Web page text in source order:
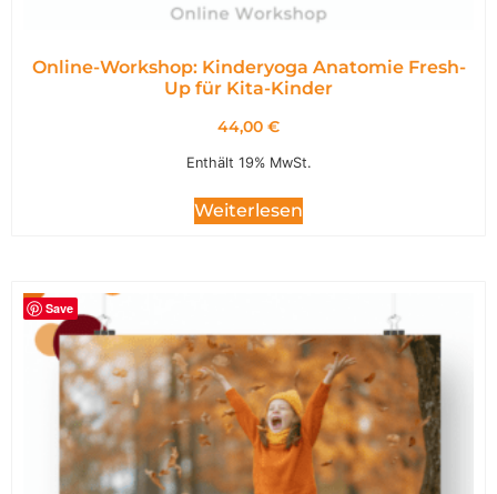
Online-Workshop: Kinderyoga Anatomie Fresh-
Up für Kita-Kinder
44,00 €
Enthält 19% MwSt.
Weiterlesen
Save